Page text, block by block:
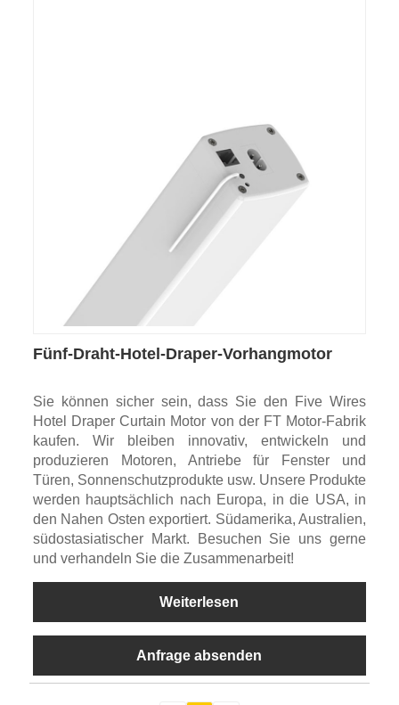
Fünf-Draht-Hotel-Draper-Vorhangmotor
Sie können sicher sein, dass Sie den Five Wires
Hotel Draper Curtain Motor von der FT Motor-Fabrik
kaufen. Wir bleiben innovativ, entwickeln und
produzieren Motoren, Antriebe für Fenster und
Türen, Sonnenschutzprodukte usw. Unsere Produkte
werden hauptsächlich nach Europa, in die USA, in
den Nahen Osten exportiert. Südamerika, Australien,
südostasiatischer Markt. Besuchen Sie uns gerne
und verhandeln Sie die Zusammenarbeit!
Weiterlesen
Anfrage absenden